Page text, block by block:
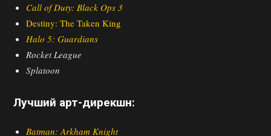
Call of Duty: Black Ops 3
Destiny: The Taken King
Halo 5: Guardians
Rocket League
Splatoon
Лучший арт-дирекшн:
Batman: Arkham Knight